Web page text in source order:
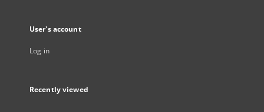
User's account
Log in
Recently viewed